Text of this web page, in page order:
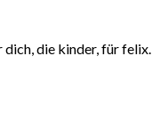
die kinder, für felix.